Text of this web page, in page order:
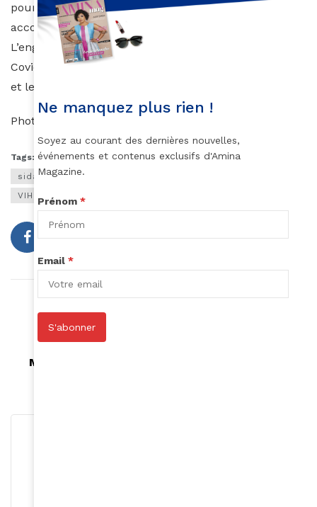
pour les malades du VIH à être pris en charge et
accompagné dans leur prise de traitement.
L’engorgement des laboratoires pour faire face au
Covid a rendu les examens virologiques plus difficiles
et les prélèvements compliqués.
Photo : UNICEF
Tags: Bébé Enfantsafricains oms
Santé
sida;lutte;VIH;Afrique;ONE;
VIH;SIDA;AFRIQUE
Article précédent
Pretty Yende et Les Frivolités Parisiennes
Mobilisations contre les violences faites aux
Ne manquez plus rien !
Soyez au courant des dernières nouvelles,
événements et contenus exclusifs d'Amina
Magazine.
Prénom *
Email *
S'abonner